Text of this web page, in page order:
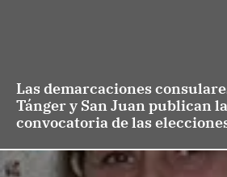
Las demarcaciones
Tánger y San Juan publican
convocatoria de las